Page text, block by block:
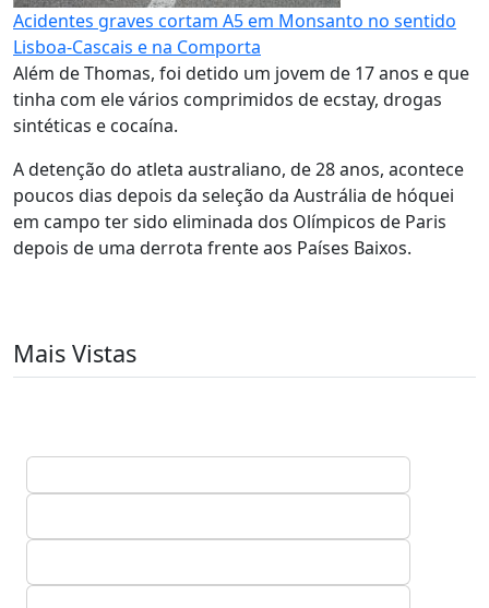
Acidentes graves cortam A5 em Monsanto no sentido
Lisboa-Cascais e na Comporta
Além de Thomas, foi detido um jovem de 17 anos e que
tinha com ele vários comprimidos de ecstay, drogas
sintéticas e cocaína.
A detenção do atleta australiano, de 28 anos, acontece
poucos dias depois da seleção da Austrália de hóquei
em campo ter sido eliminada dos Olímpicos de Paris
depois de uma derrota frente aos Países Baixos.
Mais Vistas